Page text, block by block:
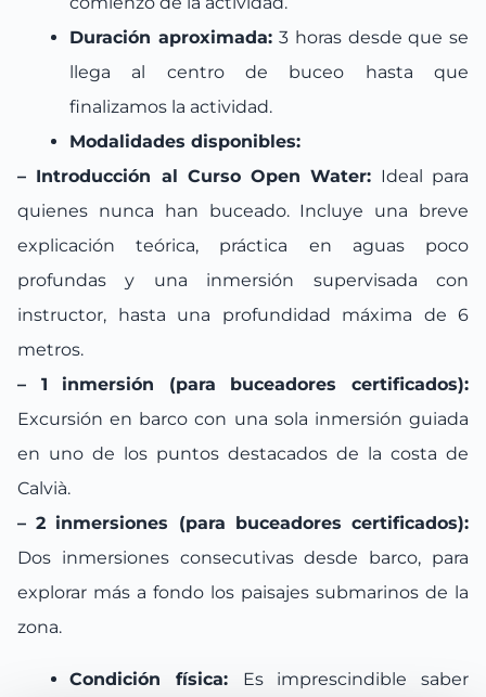
Duración aproximada:3 horas desde que se
llega al centro de buceo hasta que
finalizamos la actividad.
Modalidades disponibles:
– Introducción al Curso Open Water: Ideal para
quienes nunca han buceado. Incluye una breve
explicación teórica, práctica en aguas poco
profundas y una inmersión supervisada con
instructor, hasta una profundidad máxima de 6
metros.
– 1 inmersión (para buceadores certificados):
Excursión en barco con una sola inmersión guiada
en uno de los puntos destacados de la costa de
Calvià.
– 2 inmersiones (para buceadores certificados):
Dos inmersiones consecutivas desde barco, para
explorar más a fondo los paisajes submarinos de la
zona.
Condición física: Es imprescindible saber